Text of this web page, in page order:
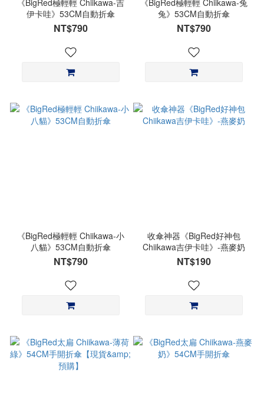
伊卡哇》53CM自動折傘
NT$790
兔》53CM自動折傘
NT$790
《BigRed極輕輕 Chiikawa-小
八貓》53CM自動折傘
NT$790
收傘神器《BigRed好神包
Chiikawa吉伊卡哇》-燕麥奶
NT$190